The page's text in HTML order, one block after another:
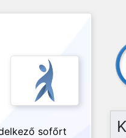
sofőrt